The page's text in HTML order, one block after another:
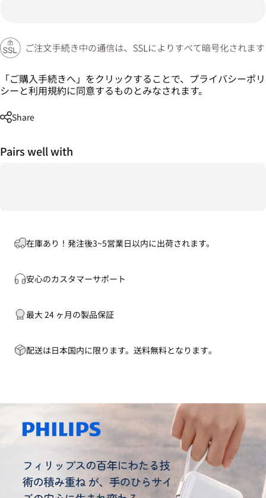
「ご購入手続きへ」をクリックすることで、 プライバシーポリ
シーと利用規約に同意するものとみなされます。
Share
Pairs well with
在庫あり！発注後3~5営業日以内に出荷されます。
安心のカスタマーサポート
最大 24 ヶ月の製品保証
配送は日本国内に限ります。送料無料となります｡